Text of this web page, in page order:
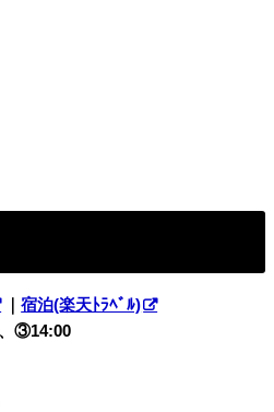
｜宿泊(楽天ﾄﾗﾍﾞﾙ)
③14:00